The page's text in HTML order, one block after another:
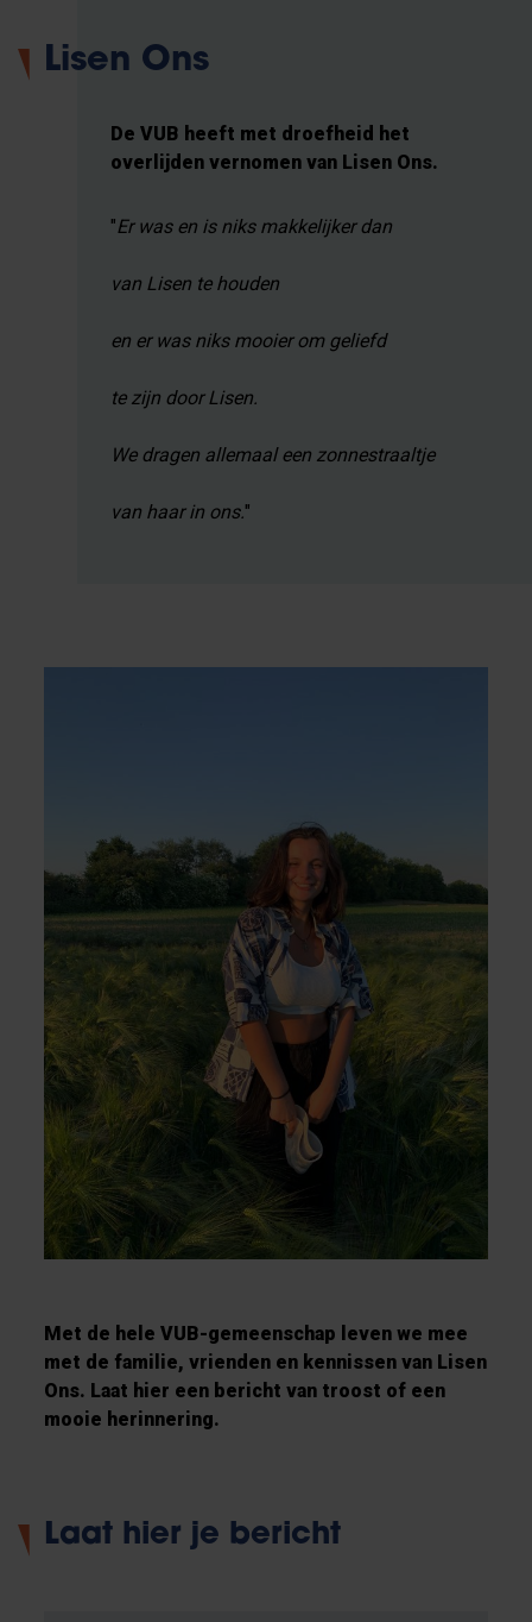
Lisen Ons
De VUB heeft met droefheid het
overlijden vernomen van Lisen Ons.
"Er was en is niks makkelijker dan
van Lisen te houden
en er was niks mooier om geliefd
te zijn door Lisen.
We dragen allemaal een zonnestraaltje
van haar in ons."
Met de hele VUB-gemeenschap leven we mee
met de familie, vrienden en kennissen van Lisen
Ons. Laat hier een bericht van troost of een
mooie herinnering.
Laat hier je bericht